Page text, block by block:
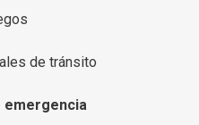
de tránsito
emergencia